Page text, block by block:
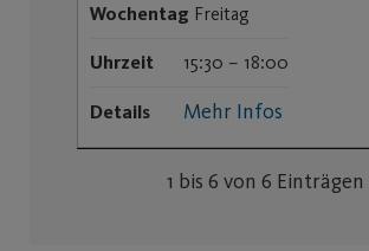
Wochentag Freitag
Uhrzeit 15:30 – 18:00
Details Mehr Infos
1 bis 6 von 6 Einträgen